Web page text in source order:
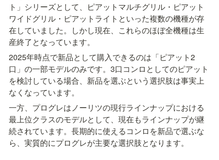
ト」シリーズとして、ピアットマルチグリル・ピアット
ワイドグリル・ピアットライトといった複数の機種が存
在していました。しかし現在、これらのほぼ全機種は生
産終了となっています。
2025年時点で新品として購入できるのは「ピアット2
口」の一部モデルのみです。3口コンロとしてのピアット
を検討している場合、新品を選ぶという選択肢は事実上
なくなっています。
一方、プログレはノーリツの現行ラインナップにおける
最上位クラスのモデルとして、現在もラインナップが継
続されています。長期的に使えるコンロを新品で選ぶな
ら、実質的にプログレが主要な選択肢となります。